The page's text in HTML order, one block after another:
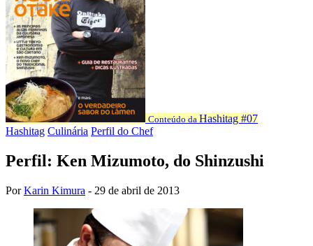
Conteúdo da Hashitag #07
Hashitag Culinária Perfil do Chef
Perfil: Ken Mizumoto, do Shinzushi
PorKarin Kimura - 29 de abril de 2013